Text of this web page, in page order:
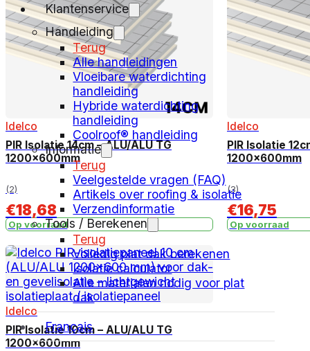
Klantenservice
Handleiding
Terug
Alle handleidingen
Vloeibare waterdichting
handleiding
Hybride waterdichting
handleiding
Coolroof® handleiding
Informatie
Terug
Veelgestelde vragen (FAQ)
Artikels over roofing & isolatie
Verzendinformatie
Tools / Berekenen
Terug
Volledig plat dak berekenen
Isolatie calculator
Alle materialen nodig voor plat
dak
Français
Idelco
PIR Isolatie 14cm – ALU/ALU TG
1200x600mm
(2)
€18,68
Op voorraad
Idelco
PIR Isolatie
1200x600mm
(3)
€16,75
Op voorraad
Idelco
PIR Isolatie 10cm – ALU/ALU TG
1200x600mm